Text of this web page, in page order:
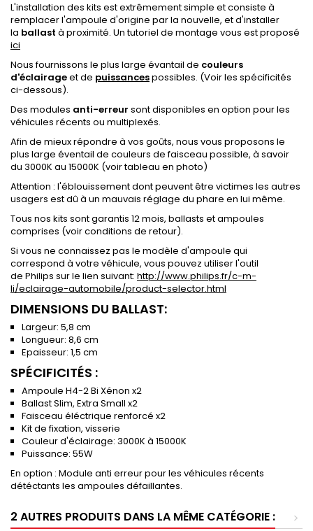
L'installation des kits est extrêmement simple et consiste à
remplacer l'ampoule d'origine par la nouvelle, et d'installer
la ballast à proximité. Un tutoriel de montage vous est proposé
ici
Nous fournissons le plus large évantail de couleurs
d'éclairageet de puissancespossibles. (Voir les spécificités
ci-dessous).
Des modules anti-erreur sont disponibles en option pour les
véhicules récents ou multiplexés.
Afin de mieux répondre à vos goûts, nous vous proposons le
plus large éventail de couleurs de faisceau possible, à savoir
du 3000K au 15000K (voir tableau en photo)
Attention : l'éblouissement dont peuvent être victimes les autres
usagers est dû à un mauvais réglage du phare en lui même.
Tous nos kits sont garantis 12 mois, ballasts et ampoules
comprises (voir conditions de retour).
Si vous ne connaissez pas le modèle d'ampoule qui
correspond à votre véhicule, vous pouvez utiliser l'outil
de Philips sur le lien suivant: http://www.philips.fr/c-m-
li/eclairage-automobile/product-selector.html
DIMENSIONS DU BALLAST:
Largeur: 5,8 cm
Longueur: 8,6 cm
Epaisseur: 1,5 cm
SPÉCIFICITÉS :
Ampoule H4-2 Bi Xénon x2
Ballast Slim, Extra Small x2
Faisceau éléctrique renforcé x2
Kit de fixation, visserie
Couleur d'éclairage: 3000K à 15000K
Puissance: 55W
En option : Module anti erreur pour les véhicules récents
détéctants les ampoules défaillantes.
2 AUTRES PRODUITS DANS LA MÊME CATÉGORIE :
>